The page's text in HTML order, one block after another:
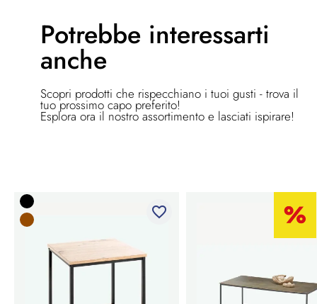
Potrebbe interessarti
anche
Scopri prodotti che rispecchiano i tuoi gusti - trova il
tuo prossimo capo preferito!
Esplora ora il nostro assortimento e lasciati ispirare!
favorite_border